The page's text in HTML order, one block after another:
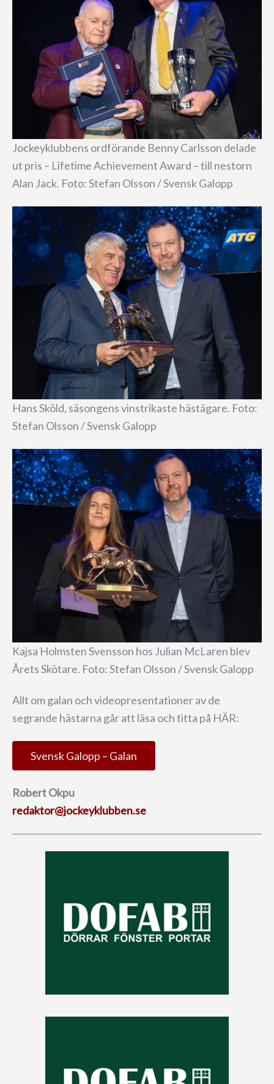
Jockeyklubbens ordförande Benny Carlsson delade
ut pris – Lifetime Achievement Award – till nestorn
Alan Jack. Foto: Stefan Olsson / Svensk Galopp
Hans Sköld, säsongens vinstrikaste hästägare. Foto:
Stefan Olsson / Svensk Galopp
Kajsa Holmsten Svensson hos Julian McLaren blev
Årets Skötare. Foto: Stefan Olsson / Svensk Galopp
Allt om galan och videopresentationer av de
segrande hästarna går att läsa och titta på HÄR:
Svensk Galopp – Galan
Robert Okpu
redaktor@jockeyklubben.se